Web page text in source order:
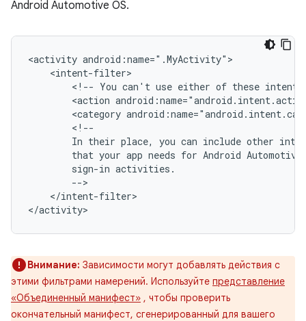
Android Automotive OS.
<activity
<!-- You can't use either of these intents
<action
<category
In their place, you can include other
that your app needs for Android Automotive
sign-in
</intent-filter>
Внимание: Зависимости могут добавлять действия с
этими фильтрами намерений. Используйте представление
«Объединенный манифест» , чтобы проверить
окончательный манифест, сгенерированный для вашего